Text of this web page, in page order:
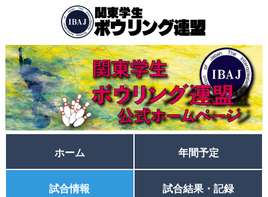
ホーム 年間予定
試合情報 試合結果・記録